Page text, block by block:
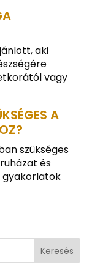
aki
vagy
A
szükséges
és
gyakorlatok